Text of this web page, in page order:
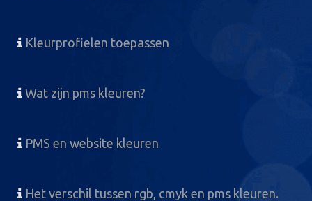
Kleurprofielen toepassen
Wat zijn pms kleuren?
PMS en website kleuren
Het verschil tussen rgb, cmyk en pms kleuren.